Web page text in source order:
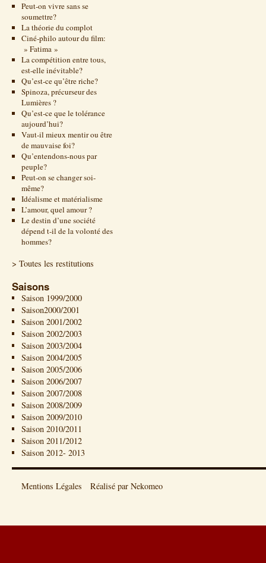
Peut-on vivre sans se
soumettre?
La théorie du complot
Ciné-philo autour du film:
» Fatima »
La compétition entre tous,
est-elle inévitable?
Qu’est-ce qu’être riche?
Spinoza, précurseur des
Lumières ?
Qu’est-ce que le tolérance
aujourd’hui?
Vaut-il mieux mentir ou être
de mauvaise foi?
Qu’entendons-nous par
peuple?
Peut-on se changer soi-
même?
Idéalisme et matérialisme
L’amour, quel amour ?
Le destin d’une société
dépend t-il de la volonté des
hommes?
> Toutes les restitutions
Saisons
Saison 1999/2000
Saison2000/2001
Saison 2001/2002
Saison 2002/2003
Saison 2003/2004
Saison 2004/2005
Saison 2005/2006
Saison 2006/2007
Saison 2007/2008
Saison 2008/2009
Saison 2009/2010
Saison 2010/2011
Saison 2011/2012
Saison 2012- 2013
Mentions Légales Réalisé par Nekomeo